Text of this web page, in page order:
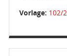
Vorlage: 102/